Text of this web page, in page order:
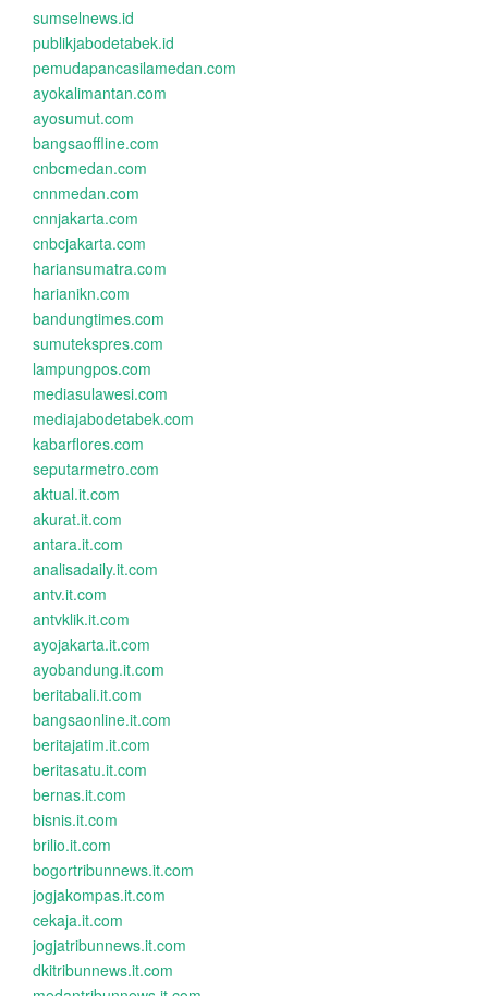
sumselnews.id
publikjabodetabek.id
pemudapancasilamedan.com
ayokalimantan.com
ayosumut.com
bangsaoffline.com
cnbcmedan.com
cnnmedan.com
cnnjakarta.com
cnbcjakarta.com
hariansumatra.com
harianikn.com
bandungtimes.com
sumutekspres.com
lampungpos.com
mediasulawesi.com
mediajabodetabek.com
kabarflores.com
seputarmetro.com
aktual.it.com
akurat.it.com
antara.it.com
analisadaily.it.com
antv.it.com
antvklik.it.com
ayojakarta.it.com
ayobandung.it.com
beritabali.it.com
bangsaonline.it.com
beritajatim.it.com
beritasatu.it.com
bernas.it.com
bisnis.it.com
brilio.it.com
bogortribunnews.it.com
jogjakompas.it.com
cekaja.it.com
jogjatribunnews.it.com
dkitribunnews.it.com